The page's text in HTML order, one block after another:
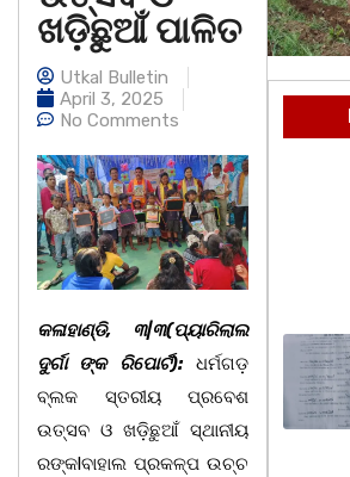
ଖଡ଼ିଛୁଆଁ ପାଳିତ
Utkal Bulletin
April 3, 2025
No Comments
କଳାହାଣ୍ଡି, ୩|୩(ପ୍ୟାରିଲାଲ
ଦୁର୍ଗା ଙ୍କ ରିପୋର୍ଟ):ଧର୍ମଗଡ଼
ବ୍ଲକ ସ୍ତରୀୟ ପ୍ରବେଶ
ଉତ୍ସବ ଓ ଖଡ଼ିଛୁଆଁ ସ୍ଥାନୀୟ
ରଙ୍କlବାହାଲ ପ୍ରକଳ୍ପ ଉଚ୍ଚ